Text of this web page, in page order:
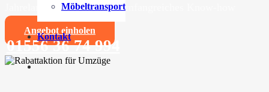
Möbeltransport
Kontakt
Jahrelange Erfahrung und umfangreiches Know-how
Angebot einholen
01556 36 74 994